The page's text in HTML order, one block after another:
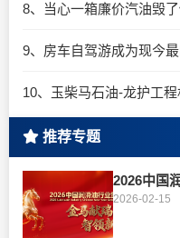
8、当心一箱廉价汽油毁了
9、房车自驾游成为现今
推荐专题
2026中国
2026-02-15